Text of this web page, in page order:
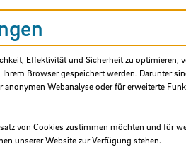
Effektivität und Sicherheit zu optimieren,
Browser gespeichert werden. Darunter
Webanalyse oder für erweiterte
von Cookies zustimmen möchten und für
unserer Website zur Verfügung stehen.